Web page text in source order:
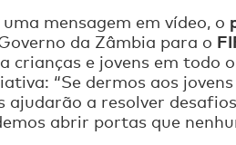
uma mensagem em vídeo, o
da Zâmbia para o
crianças e jovens em todo
“Se dermos aos
ajudarão a resolver
abrir portas que